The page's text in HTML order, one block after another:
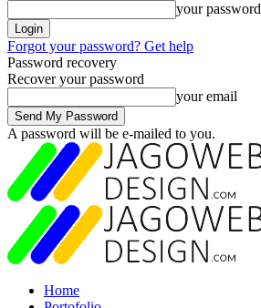
your password
Forgot your password? Get help
Password recovery
Recover your password
your email
A password will be e-mailed to you.
Home